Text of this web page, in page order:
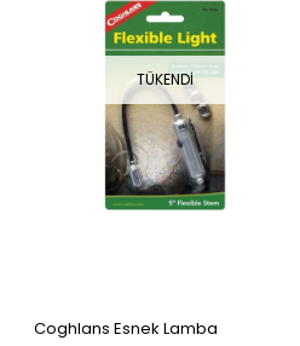
TÜKENDI
Coghlans Esnek Lamba